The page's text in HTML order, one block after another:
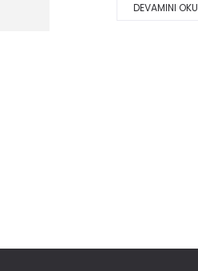
DEVAMINI OKU